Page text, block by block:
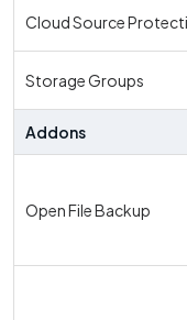
Cloud Source
Storage Groups
Addons
Open File Backup